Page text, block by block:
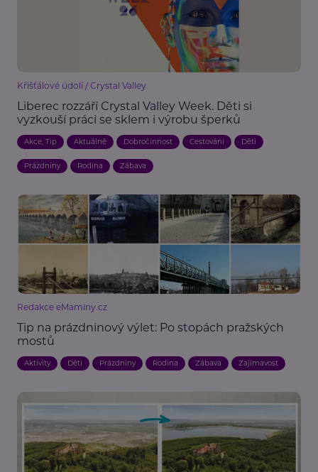
Křišťálové údolí / Crystal Valley
Liberec rozzáří Crystal Valley Week. Děti si
vyzkouší práci se sklem i výrobu šperků
Akce, Tip Aktuálně Dobročinnost Cestování Děti
Prázdniny Rodina Zábava
Redakce eMaminy.cz
Tip na prázdninový výlet: Po stopách pražských
mostů
Aktivity Děti Prázdniny Rodina Zábava Zajímavost